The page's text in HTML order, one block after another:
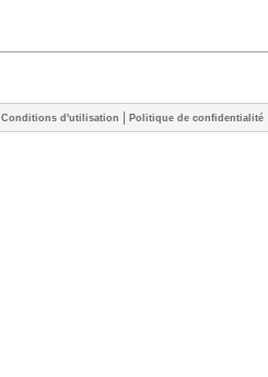
Conditions d'utilisation Politique de confidentialité